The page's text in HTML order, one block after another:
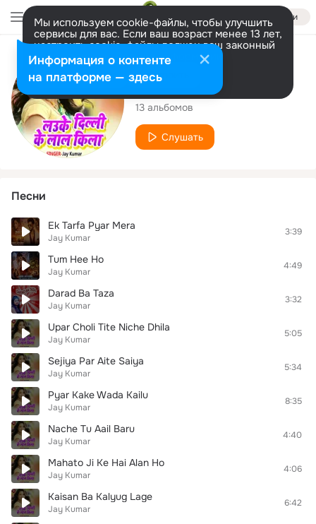
Войти
Мы используем cookie-файлы, чтобы улучшить
сервисы для вас. Если ваш возраст менее 13 лет,
настроить cookie-файлы должен ваш законный
представитель. Больше информации
Разрешить все Настроить
Исполнитель
Jay Kumar
13 альбомов
Слушать
Песни
Ek Tarfa Pyar Mera
Jay Kumar
3:39
Tum Hee Ho
Jay Kumar
4:49
Darad Ba Taza
Jay Kumar
3:32
Upar Choli Tite Niche Dhila
Jay Kumar
5:05
Sejiya Par Aite Saiya
Jay Kumar
5:34
Pyar Kake Wada Kailu
Jay Kumar
8:35
Nache Tu Aail Baru
Jay Kumar
4:40
Mahato Ji Ke Hai Alan Ho
Jay Kumar
4:06
Kaisan Ba Kalyug Lage
Jay Kumar
6:42
Информация о контенте
на платформе — здесь